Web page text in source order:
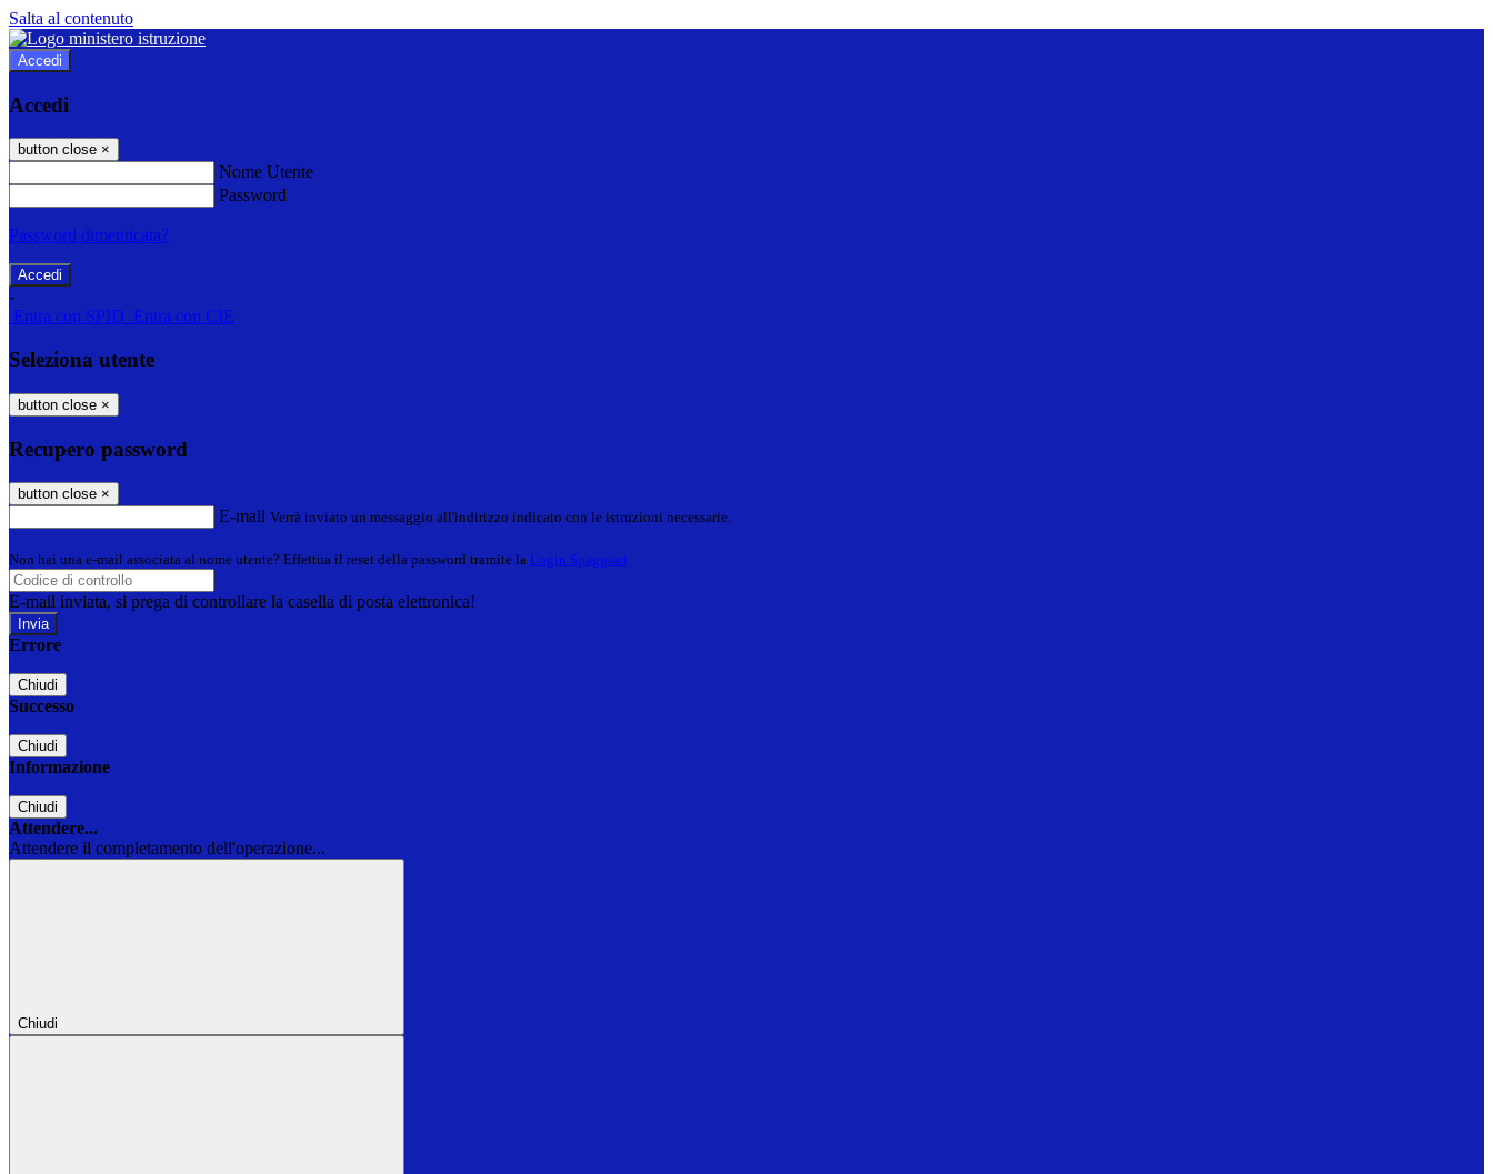
Salta al contenuto
Accedi
Accedi
button close ×
Nome Utente
Password
Password dimenticata?
-
Entra con SPID Entra con CIE
Seleziona utente
button close ×
Recupero password
button close ×
E-mail Verrà inviato un messaggio all'indirizzo indicato con le istruzioni necessarie.
Non hai una e-mail associata al nome utente? Effettua il reset della password tramite la Login Spaggiari
E-mail inviata, si prega di controllare la casella di posta elettronica!
Errore
Chiudi
Successo
Chiudi
Informazione
Chiudi
Attendere...
Attendere il completamento dell'operazione...
Chiudi